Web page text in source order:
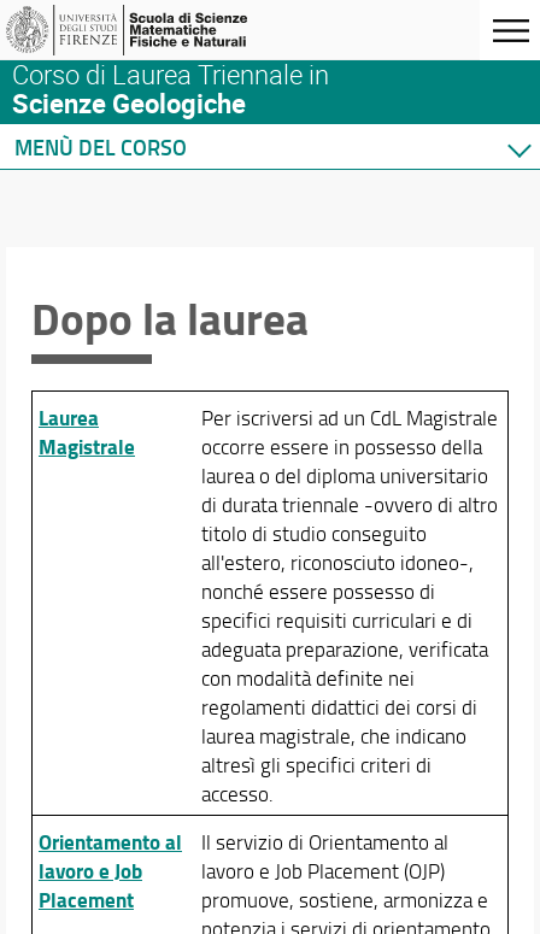
Corso di Laurea Triennale in
Scienze Geologiche
MENÙ DEL CORSO
Guida dello studente
Sedi e strutture
Organizzazione e contatti
Norme e regolamenti
Struttura del Corso di Studio
Qualità del Corso
Amministrazione
prenotazioni aule
corsi di formazione per la sicurezza
Orario e calendari
Dopo la laurea
Laurea
Magistrale
Per iscriversi ad un CdL Magistrale
occorre essere in possesso della
laurea o del diploma universitario
di durata triennale -ovvero di altro
titolo di studio conseguito
all'estero, riconosciuto idoneo-,
nonché essere possesso di
specifici requisiti curriculari e di
adeguata preparazione, verificata
con modalità definite nei
regolamenti didattici dei corsi di
laurea magistrale, che indicano
altresì gli specifici criteri di
accesso.
Orientamento al
lavoro e Job
Placement
Il servizio di Orientamento al
lavoro e Job Placement (OJP)
promuove, sostiene, armonizza e
potenzia i servizi di orientamento